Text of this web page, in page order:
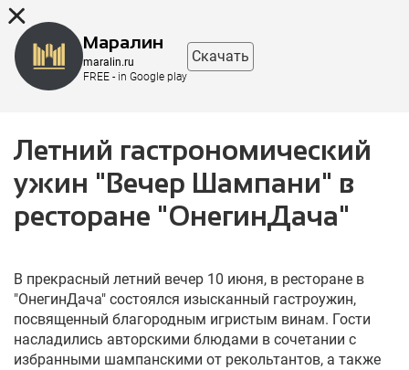
Летний гастрономический
ужин "Вечер Шампани" в
ресторане "ОнегинДача"
В прекрасный летний вечер 10 июня, в ресторане в
"ОнегинДача" состоялся изысканный гастроужин,
посвященный благородным игристым винам. Гости
насладились авторскими блюдами в сочетании с
избранными шампанскими от рекольтантов, а также
Маралин
maralin.ru
FREE - in Google play
Скачать